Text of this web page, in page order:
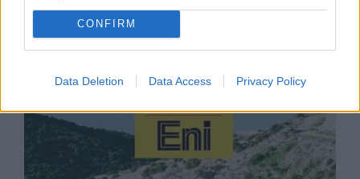
CONFIRM
Data Deletion Data Access Privacy Policy